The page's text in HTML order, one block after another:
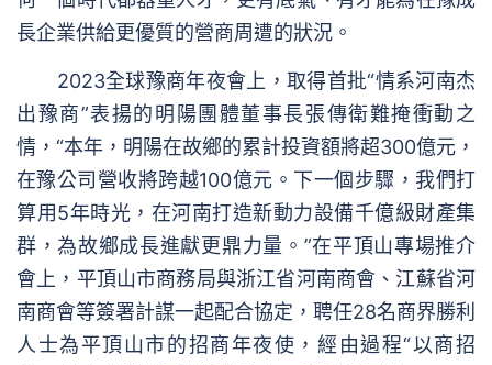
長企業供給更優質的營商周遭的狀況。
2023全球豫商年夜會上，取得首批“情系河南杰
出豫商”表揚的明陽團體董事長張傳衛難掩衝動之
情，“本年，明陽在故鄉的累計投資額將超300億元，
在豫公司營收將跨越100億元。下一個步驟，我們打
算用5年時光，在河南打造新動力設備千億級財產集
群，為故鄉成長進獻更鼎力量。”在平頂山專場推介
會上，平頂山市商務局與浙江省河南商會、江蘇省河
南商會等簽署計謀一起配合協定，聘任28名商界勝利
人士為平頂山市的招商年夜使，經由過程“以商招